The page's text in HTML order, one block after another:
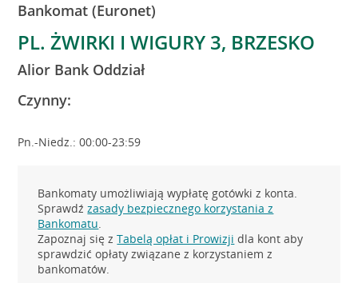
Bankomat (Euronet)
PL. ŻWIRKI I WIGURY 3, BRZESKO
Alior Bank Oddział
Czynny:
Pn.-Niedz.: 00:00-23:59
Bankomaty umożliwiają wypłatę gotówki z konta.
Sprawdźzasady bezpiecznego korzystania z
Bankomatu.
Zapoznaj się zTabelą opłat i Prowizji dla kont aby
sprawdzić opłaty związane z korzystaniem z
bankomatów.